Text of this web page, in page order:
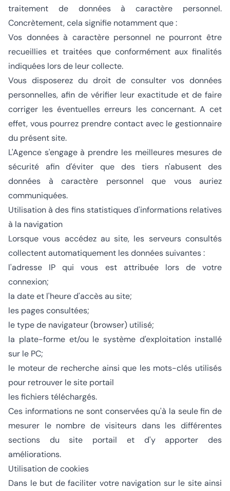
traitement de données à caractère personnel.
Concrètement, cela signifie notamment que :
Vos données à caractère personnel ne pourront être
recueillies et traitées que conformément aux finalités
indiquées lors de leur collecte.
Vous disposerez du droit de consulter vos données
personnelles, afin de vérifier leur exactitude et de faire
corriger les éventuelles erreurs les concernant. A cet
effet, vous pourrez prendre contact avec le gestionnaire
du présent site.
L'Agence s'engage à prendre les meilleures mesures de
sécurité afin d'éviter que des tiers n'abusent des
données à caractère personnel que vous auriez
communiquées.
Utilisation à des fins statistiques d'informations relatives
à la navigation
Lorsque vous accédez au site, les serveurs consultés
collectent automatiquement les données suivantes :
l'adresse IP qui vous est attribuée lors de votre
connexion;
la date et l'heure d'accès au site;
les pages consultées;
le type de navigateur (browser) utilisé;
la plate-forme et/ou le système d'exploitation installé
sur le PC;
le moteur de recherche ainsi que les mots-clés utilisés
pour retrouver le site portail
les fichiers téléchargés.
Ces informations ne sont conservées qu'à la seule fin de
mesurer le nombre de visiteurs dans les différentes
sections du site portail et d'y apporter des
améliorations.
Utilisation de cookies
Dans le but de faciliter votre navigation sur le site ainsi